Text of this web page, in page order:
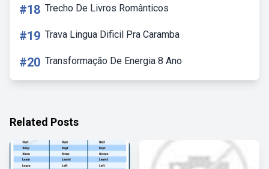
#18 Trecho De Livros Românticos
#19 Trava Lingua Dificil Pra Caramba
#20 Transformação De Energia 8 Ano
Related Posts